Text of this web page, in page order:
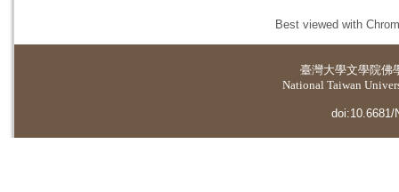
Best viewed with
臺灣大學文學院佛
National Taiwan
doi:10.6681/